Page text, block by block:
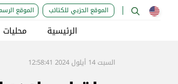
الموقع الحزبي للكتائب الموقع
الرئيسية محليات
السبت 14 أيلول 2024 12:58:41